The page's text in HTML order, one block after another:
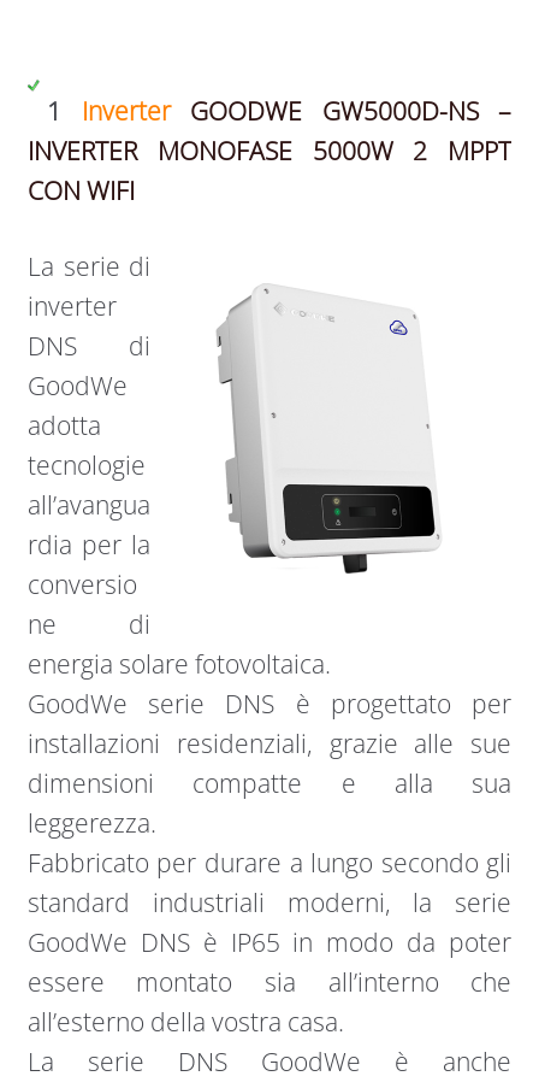
1 Inverter GOODWE GW5000D-NS –
INVERTER MONOFASE 5000W 2 MPPT
CON WIFI
La serie di
inverter
DNS di
GoodWe
adotta
tecnologie
all’avangua
rdia per la
conversio
ne di
energia solare fotovoltaica.
GoodWe serie DNS è progettato per
installazioni residenziali, grazie alle sue
dimensioni compatte e alla sua
leggerezza.
Fabbricato per durare a lungo secondo gli
standard industriali moderni, la serie
GoodWe DNS è IP65 in modo da poter
essere montato sia all’interno che
all’esterno della vostra casa.
La serie DNS GoodWe è anche